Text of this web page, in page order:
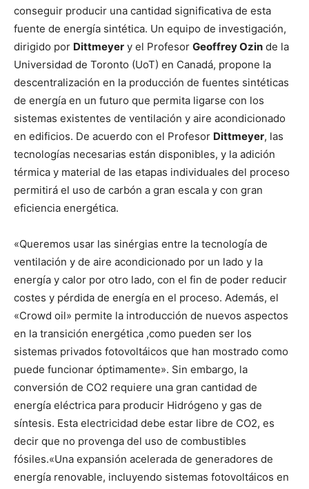
conseguir producir una cantidad significativa de esta
fuente de energía sintética. Un equipo de investigación,
dirigido por Dittmeyer y el Profesor Geoffrey Ozin de la
Universidad de Toronto (UoT) en Canadá, propone la
descentralización en la producción de fuentes sintéticas
de energía en un futuro que permita ligarse con los
sistemas existentes de ventilación y aire acondicionado
en edificios. De acuerdo con el Profesor Dittmeyer, las
tecnologías necesarias están disponibles, y la adición
térmica y material de las etapas individuales del proceso
permitirá el uso de carbón a gran escala y con gran
eficiencia energética.
«Queremos usar las sinérgias entre la tecnología de
ventilación y de aire acondicionado por un lado y la
energía y calor por otro lado, con el fin de poder reducir
costes y pérdida de energía en el proceso. Además, el
«Crowd oil» permite la introducción de nuevos aspectos
en la transición energética ,como pueden ser los
sistemas privados fotovoltáicos que han mostrado como
puede funcionar óptimamente». Sin embargo, la
conversión de CO2 requiere una gran cantidad de
energía eléctrica para producir Hidrógeno y gas de
síntesis. Esta electricidad debe estar libre de CO2, es
decir que no provenga del uso de combustibles
fósiles.«Una expansión acelerada de generadores de
energía renovable, incluyendo sistemas fotovoltáicos en